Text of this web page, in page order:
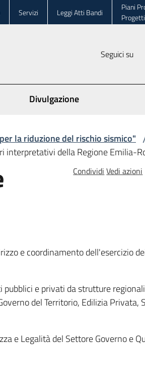
Servizi Leggi Atti Bandi
Piani
Progetti
Seguici su
Divulgazione
la riduzione del rischio sismico"
interpretativi della Regione Emilia-
Condividi Vedi azioni
e coordinamento dell'esercizio
e privati da strutture
del Territorio, Edilizia Privata,
e Legalità del Settore Governo e